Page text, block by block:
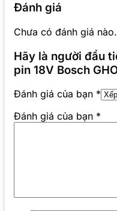
Đánh giá
Chưa có đánh giá nào.
Hãy là người đầu
pin 18V Bosch
Đánh giá của bạn *
Đánh giá của bạn *